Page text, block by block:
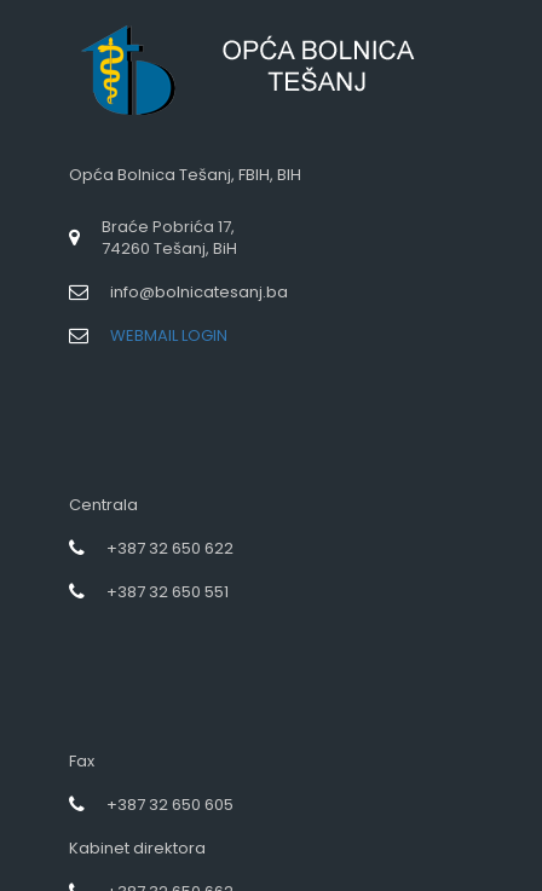
Opća Bolnica Tešanj, FBIH, BIH
Braće Pobrića 17,
74260 Tešanj, BiH
info@bolnicatesanj.ba
WEBMAIL LOGIN
Centrala
+387 32 650 622
+387 32 650 551
Fax
+387 32 650 605
Kabinet direktora